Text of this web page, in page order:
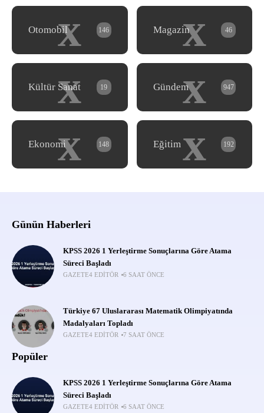
x
Otomobil 146 x
Magazin 46
x
Kültür Sanat 19 x
Gündem 947
x
Ekonomi 148 x
Eğitim 192
Günün Haberleri
KPSS 2026 1 Yerleştirme Sonuçlarına Göre Atama
Süreci Başladı
GAZETE4 EDITÖR 6 SAAT ÖNCE
Türkiye 67 Uluslararası Matematik Olimpiyatında
Madalyaları Topladı
GAZETE4 EDITÖR 7 SAAT ÖNCE
Popüler
KPSS 2026 1 Yerleştirme Sonuçlarına Göre Atama
Süreci Başladı
GAZETE4 EDITÖR 6 SAAT ÖNCE